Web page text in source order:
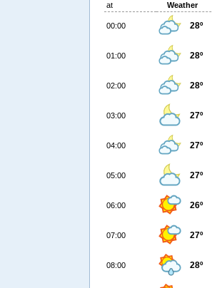
at Weather
00:00 28º
01:00 28º
02:00 28º
03:00 27º
04:00 27º
05:00 27º
06:00 26º
07:00 27º
08:00 28º